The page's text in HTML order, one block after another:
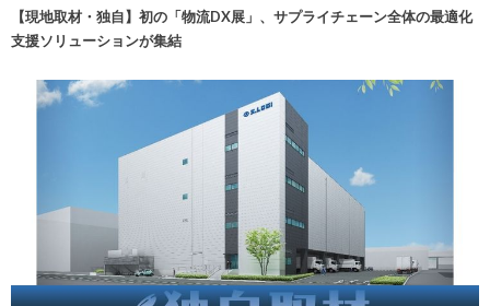
【現地取材・独自】初の「物流DX展」、サプライチェーン全体の最適化
支援ソリューションが集結